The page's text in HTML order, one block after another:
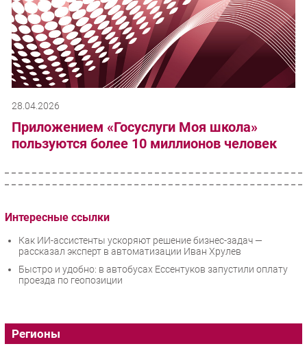
28.04.2026
Приложением «Госуслуги Моя школа»
пользуются более 10 миллионов человек
Интересные ссылки
Как ИИ-ассистенты ускоряют решение бизнес-задач —
рассказал эксперт в автоматизации Иван Хрулев
Быстро и удобно: в автобусах Ессентуков запустили оплату
проезда по геопозиции
Регионы